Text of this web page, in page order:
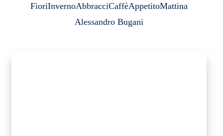
FioriInvernoAbbracciCaffèAppetitoMattina
Alessandro Bugani